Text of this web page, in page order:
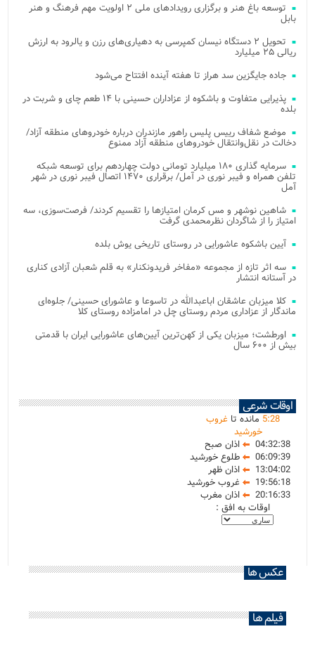
توسعه باغ هنر و برگزاری رویدادهای ملی ۲ اولویت مهم فرهنگ و هنر
بابل
تحویل ۲ دستگاه نیسان کمپرسی به دهیاری‌های رزن و یالرود به ارزش
ریالی ۲۵ میلیارد
جاده جایگزین سد هراز تا هفته آینده افتتاح می‌شود
پذیرایی متفاوت و باشکوه از عزاداران حسینی با ۱۴ طعم چای و شربت در
بلده
موضع شفاف رییس پلیس راهور مازندران درباره خودروهای منطقه آزاد/
دخالت در نقل‌وانتقال خودروهای منطقه آزاد ممنوع
سرمایه گذاری ۱۸۰ میلیارد تومانی دولت چهاردهم برای توسعه شبکه
تلفن همراه و فیبر نوری در آمل/ برقراری ۱۴۷۰ اتصال فیبر نوری در شهر
آمل
شاهین نوشهر و مس کرمان امتیازها را تقسیم کردند/ فرصت‌سوزی، سه
امتیاز را از شاگردان نظرمحمدی گرفت
آیین باشکوه عاشورایی در روستای تاریخی یوش بلده
سه اثر تازه از مجموعه «مفاخر فریدونکنار» به قلم شعبان آزادی کناری
در آستانه انتشار
کلا میزبان عاشقان اباعبدالله در تاسوعا و عاشورای حسینی/ جلوه‌ای
ماندگار از عزاداری مردم روستای چل در امامزاده روستای کلا
اورطشت؛ میزبان یکی از کهن‌ترین آیین‌های عاشورایی ایران با قدمتی
بیش از ۶۰۰ سال
اوقات شرعی
5:28 مانده تاغروب
خورشید
04:32:38
اذان صبح
06:09:39
طلوع خورشید
13:04:02
اذان ظهر
19:56:18
غروب خورشید
20:16:33
اذان مغرب
اوقات به افق :
عکس ها
فیلم ها